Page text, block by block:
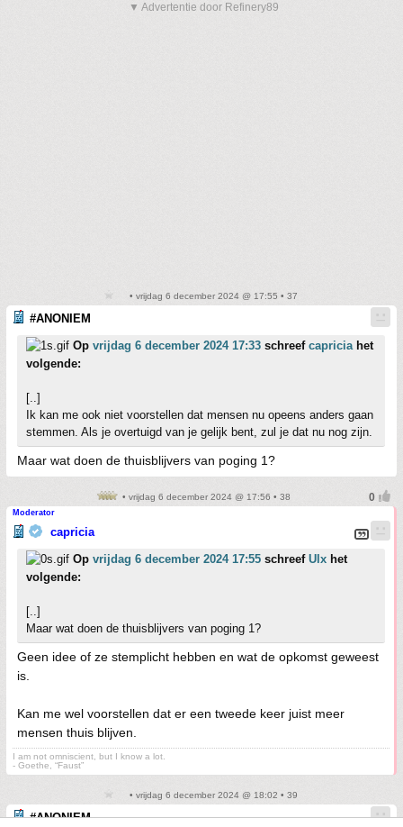
▼ Advertentie door Refinery89
• vrijdag 6 december 2024 @ 17:55 • 37
#ANONIEM
Op vrijdag 6 december 2024 17:33 schreef capriciahet
volgende:
[..]
Ik kan me ook niet voorstellen dat mensen nu opeens anders gaan
stemmen. Als je overtuigd van je gelijk bent, zul je dat nu nog zijn.
Maar wat doen de thuisblijvers van poging 1?
• vrijdag 6 december 2024 @ 17:56 • 38
Moderator
capricia
Op vrijdag 6 december 2024 17:55 schreef Ulx het
volgende:
[..]
Maar wat doen de thuisblijvers van poging 1?
Geen idee of ze stemplicht hebben en wat de opkomst geweest
is.
Kan me wel voorstellen dat er een tweede keer juist meer
mensen thuis blijven.
I am not omniscient, but I know a lot.
- Goethe, “Faust”
• vrijdag 6 december 2024 @ 18:02 • 39
#ANONIEM